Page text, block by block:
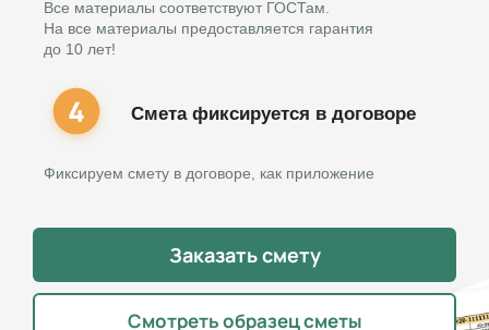
Все материалы соответствуют ГОСТам.
На все материалы предоставляется гарантия
до 10 лет!
Смета фиксируется в договоре
Фиксируем смету в договоре, как приложение
Заказать смету
Смотреть образец сметы